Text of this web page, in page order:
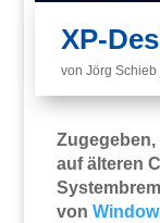
XP-
vonJörg Schieb
auf älteren
von